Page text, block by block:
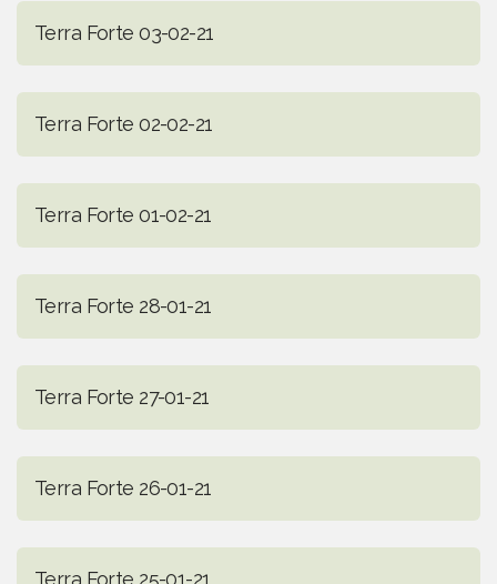
Terra Forte 03-02-21
Terra Forte 02-02-21
Terra Forte 01-02-21
Terra Forte 28-01-21
Terra Forte 27-01-21
Terra Forte 26-01-21